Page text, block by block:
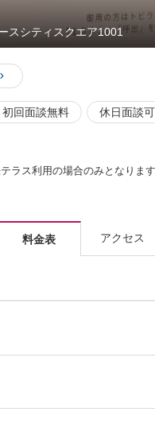
スシティスクエア1001
初回面談無料 休日面談可
ラス利用の場合のみとなりま
料金表 アクセス